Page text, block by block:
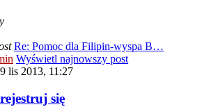
Re: Pomoc dla Filipin-wyspa B…
Wyświetl najnowszy post
lis 2013, 11:27
się